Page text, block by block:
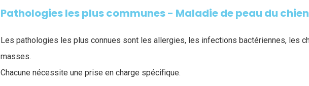
Pathologies les plus communes - Maladie de peau du
Les pathologies les plus connues sont les allergies, les infections bactériennes, les
masses.
Chacune nécessite une prise en charge spécifique.